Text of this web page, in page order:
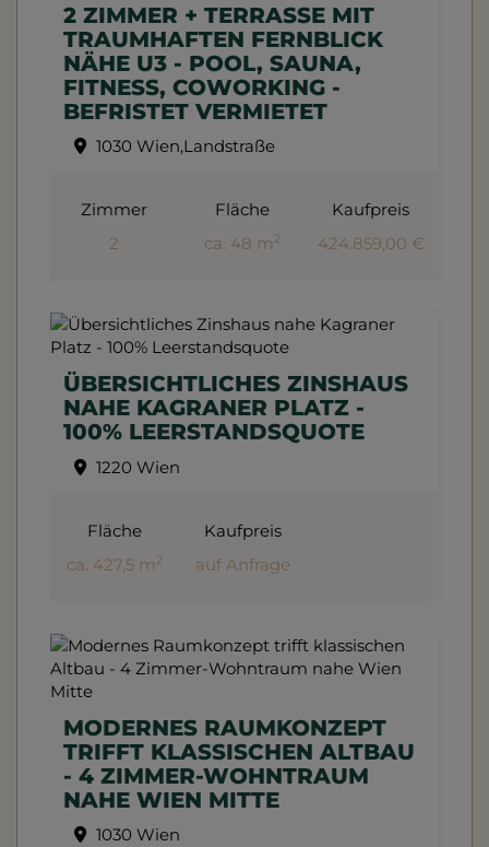
2 ZIMMER + TERRASSE MIT
TRAUMHAFTEN FERNBLICK
NÄHE U3 - POOL, SAUNA,
FITNESS, COWORKING -
BEFRISTET VERMIETET
1030 Wien,Landstraße
Zimmer
2
Fläche
ca. 48 m2
Kaufpreis
424.859,00 €
ÜBERSICHTLICHES ZINSHAUS
NAHE KAGRANER PLATZ -
100% LEERSTANDSQUOTE
1220 Wien
Fläche
ca. 427,5 m2
Kaufpreis
auf Anfrage
MODERNES RAUMKONZEPT
TRIFFT KLASSISCHEN ALTBAU
- 4 ZIMMER-WOHNTRAUM
NAHE WIEN MITTE
1030 Wien